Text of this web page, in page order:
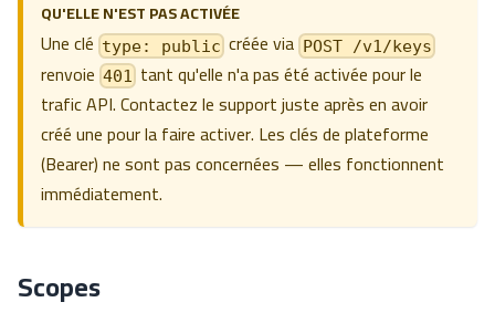
QU'ELLE N'EST PAS ACTIVÉE
Une clé type: public créée via POST /v1/keys
renvoie 401
tant qu'elle n'a pas été activée pour le
trafic API. Contactez le support juste après en avoir
créé une pour la faire activer. Les clés de plateforme
(Bearer) ne sont pas concernées — elles fonctionnent
immédiatement.
Scopes